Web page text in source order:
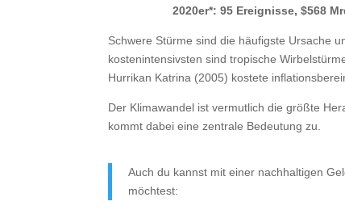
2020er*: 95 Ereignisse, $568
Schwere Stürme sind die häufigste Ursache
kostenintensivsten sind tropische
Hurrikan Katrina (2005) kostete
Der Klimawandel ist vermutlich die größte
kommt dabei eine zentrale Bedeutung zu.
Auch du kannst mit einer nachhaltigen
möchtest: